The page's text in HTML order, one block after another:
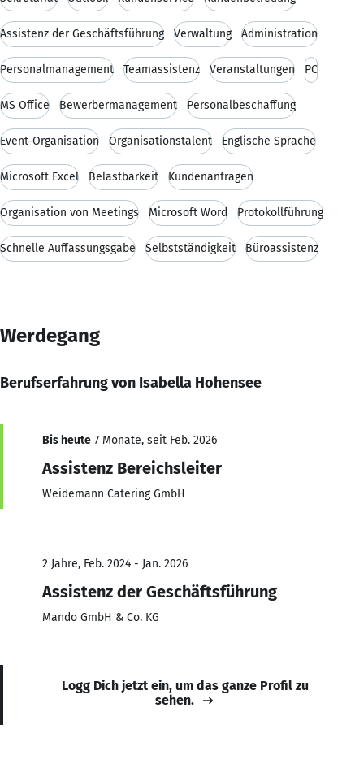
Assistenz der Geschäftsführung Verwaltung Administration
Personalmanagement Teamassistenz Veranstaltungen PC
MS Office Bewerbermanagement Personalbeschaffung
Event-Organisation Organisationstalent Englische Sprache
Microsoft Excel Belastbarkeit Kundenanfragen
Organisation von Meetings Microsoft Word Protokollführung
Schnelle Auffassungsgabe Selbstständigkeit Büroassistenz
Werdegang
Berufserfahrung von Isabella Hohensee
Bis heute 7 Monate, seit Feb. 2026
Assistenz Bereichsleiter
Weidemann Catering GmbH
2 Jahre, Feb. 2024 - Jan. 2026
Assistenz der Geschäftsführung
Mando GmbH & Co. KG
Logg Dich jetzt ein, um das ganze Profil zu
sehen.